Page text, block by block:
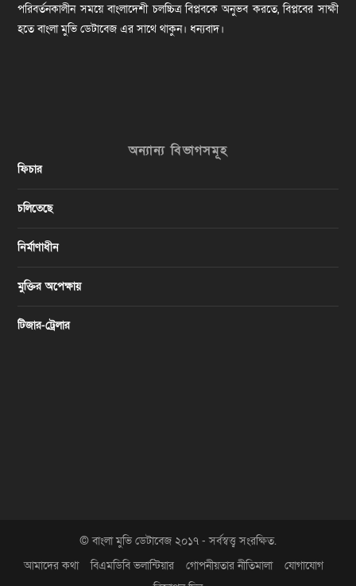
পরিবর্তনকালীন সময়ে বাংলাদেশী চলচ্চিত্র বিপ্লবকে অনুভব করতে, বিপ্লবের সাক্ষী
হতে বাংলা মুভি ডেটাবেজ এর সাথে থাকুন। ধন্যবাদ।
অন্যান্য বিভাগসমূহ
ফিচার
চলিতেছে
নির্মাণাধীন
মুক্তির অপেক্ষায়
টিজার-ট্রেলার
© বাংলা মুভি ডেটাবেজ ২০১৭ - সর্বস্বত্ত্ব সংরক্ষিত.
আমাদের কথা
বিএমডিবি ভলান্টিয়ার গোপনীয়তার নীতিমালা
যোগাযোগ